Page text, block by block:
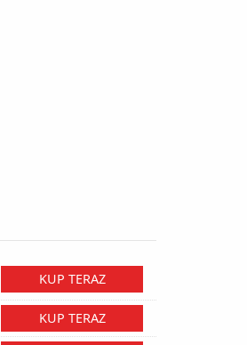
KUP TERAZ
KUP TERAZ